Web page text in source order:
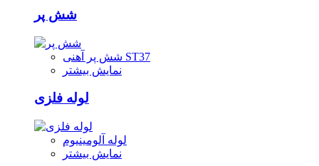
شش پر
شش پر آهنی ST37
نمایش بیشتر
لوله فلزی
لوله آلومینیوم
نمایش بیشتر